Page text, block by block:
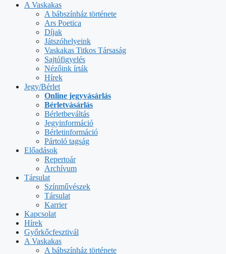
A Vaskakas
A bábszínház története
Ars Poetica
Díjak
Játszóhelyeink
Vaskakas Titkos Társaság
Sajtófigyelés
Nézőink írták
Hírek
Jegy/Bérlet
Online jegyvásárlás
Bérletvásárlás
Bérletbeváltás
Jegyinformáció
Bérletinformáció
Pártoló tagság
Előadások
Repertoár
Archívum
Társulat
Színművészek
Társulat
Karrier
Kapcsolat
Hírek
Győrkőcfesztivál
A Vaskakas
A bábszínház története